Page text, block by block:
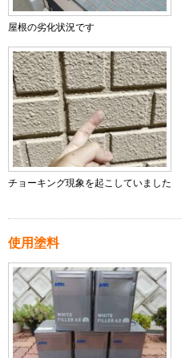
屋根の劣化状況です
チョーキング現象を起こしていました
使用塗料